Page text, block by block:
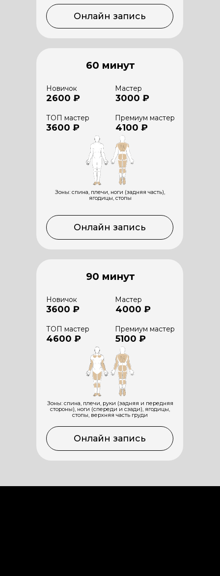
Онлайн запись
Онлайн запись
60 минут
3000 ₽
Новичок Мастер
2600 ₽
4100 ₽
ТОП мастер Премиум мастер
3600 ₽
Зоны: спина, плечи, ноги (задняя часть),
ягодицы, стопы
Онлайн запись
90 минут
4000 ₽
Новичок Мастер
3600 ₽
5100 ₽
ТОП мастер Премиум мастер
4600 ₽
Зоны: спина, плечи, руки (задняя и передняя
стороны), ноги (спереди и сзади), ягодицы,
стопы, верхняя часть груди